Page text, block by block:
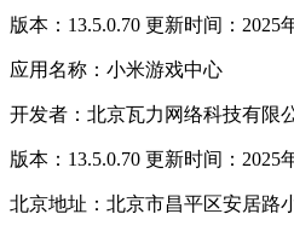
版本：13.5.0.70 更新时间：2025
应用名称：小米游戏中心
开发者：北京瓦力网络科技有限
版本：13.5.0.70 更新时间：2025
北京地址：北京市昌平区安居路